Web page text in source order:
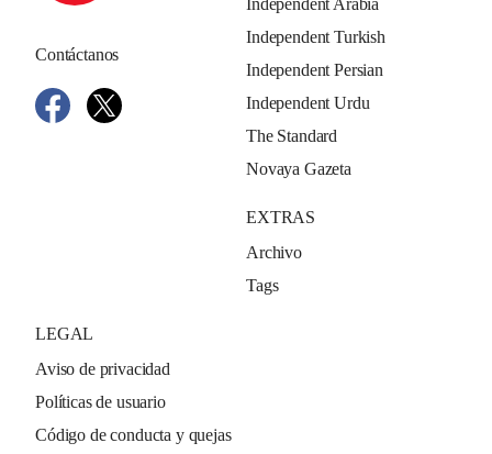
Contáctanos
Independent Arabia
Independent Turkish
Independent Persian
Independent Urdu
The Standard
Novaya Gazeta
EXTRAS
Archivo
Tags
LEGAL
Aviso de privacidad
Políticas de usuario
Código de conducta y quejas